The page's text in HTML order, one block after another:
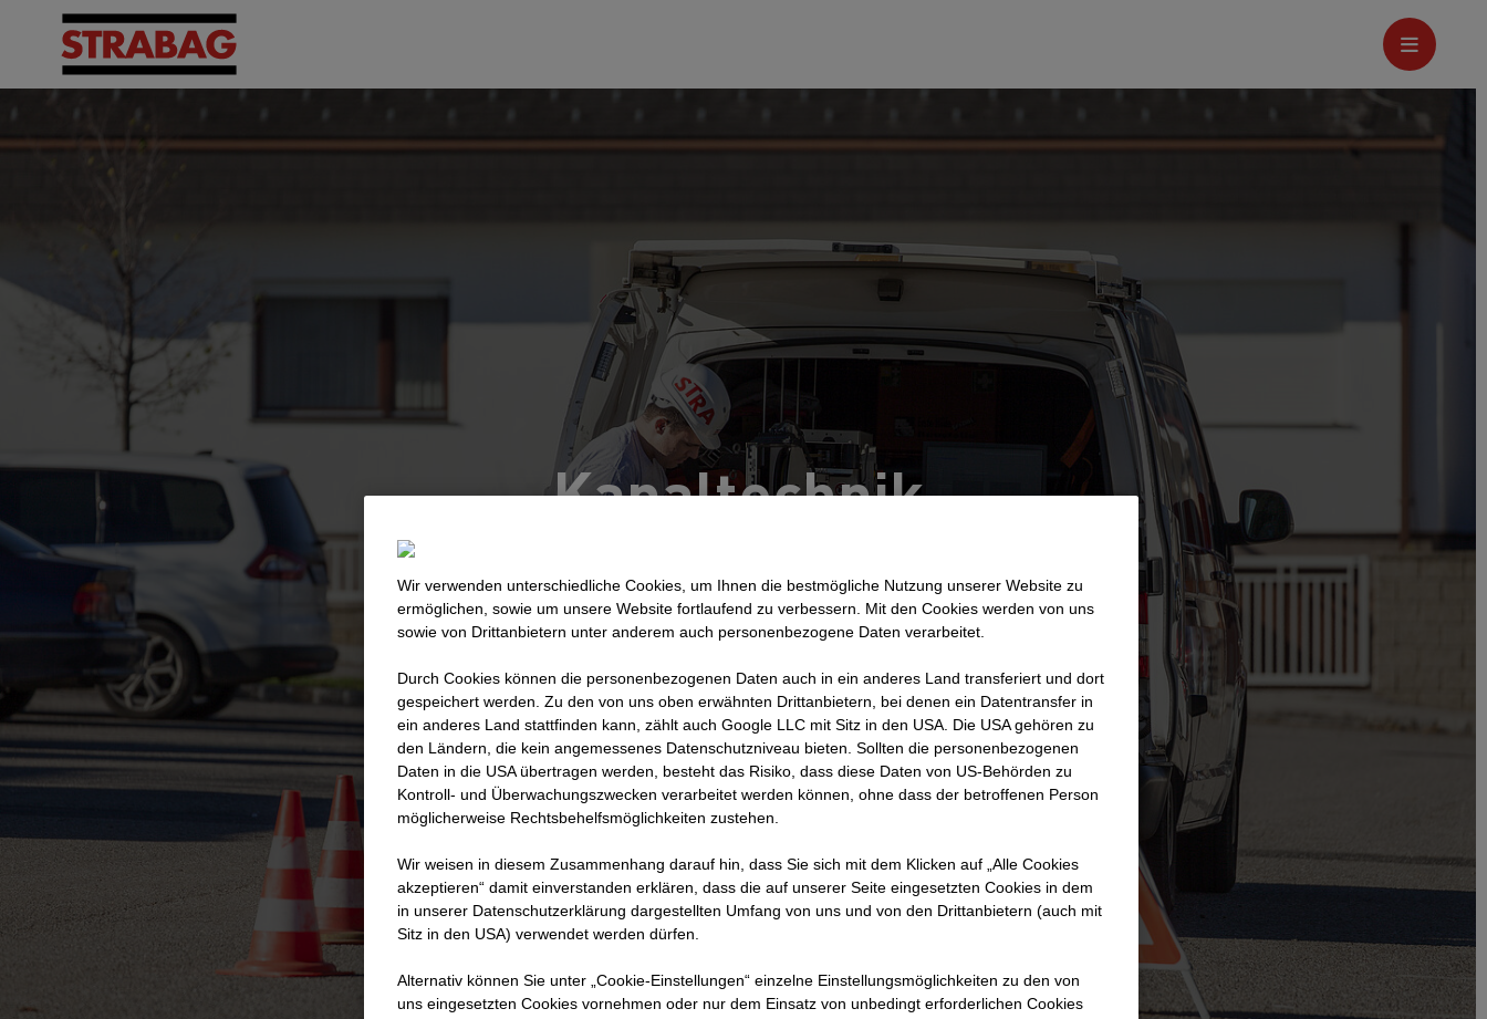
Kanaltechnik
Die STRABAG Kanaltechnik ist ein führender Spezialist auf dem
Gebiet der Kanalprüfung und grabungsfreien Kanalsanierung. Wir
bieten unseren Kunden qualitativ hochwertige Lösungen für die
Realisierung von Kanalprüfmaßnahmen und Kanalsanierungen an und
sind der verlässliche Ansprechpartner für öffentliche Auftraggeber,
Städte, Gemeinden, Abwasserverbände und Industrie.
Wir verwenden unterschiedliche Cookies, um Ihnen die best­mögliche Nutzung unserer Website zu
ermöglichen, sowie um unsere Website fortlaufend zu verbessern. Mit den Cookies werden von uns
sowie von Drittanbietern unter anderem auch personenbezogene Daten verarbeitet.
Durch Cookies können die personenbezogenen Daten auch in ein anderes Land transferiert und dort
gespeichert werden. Zu den von uns oben erwähnten Drittanbietern, bei denen ein Datentransfer in
ein anderes Land stattfinden kann, zählt auch Google LLC mit Sitz in den USA. Die USA gehören zu
den Ländern, die kein angemessenes Datenschutzniveau bieten. Sollten die personenbezogenen
Daten in die USA übertragen werden, besteht das Risiko, dass diese Daten von US-Behörden zu
Kontroll- und Überwachungszwecken verarbeitet werden können, ohne dass der betroffenen Person
möglicherweise Rechtsbehelfsmöglichkeiten zustehen.
Wir weisen in diesem Zusammenhang darauf hin, dass Sie sich mit dem Klicken auf „Alle Cookies
akzeptieren“ damit ein­ver­standen erklären, dass die auf unserer Seite eingesetzten Cookies in dem
in unserer Datenschutzerklärung dargestellten Umfang von uns und von den Drittanbietern (auch mit
Sitz in den USA) verwendet werden dürfen.
Alternativ können Sie unter „Cookie-Einstellungen“ einzelne Einstellungsmöglichkeiten zu den von
uns eingesetzten Cookies vornehmen oder nur dem Einsatz von unbedingt erforderlichen Cookies